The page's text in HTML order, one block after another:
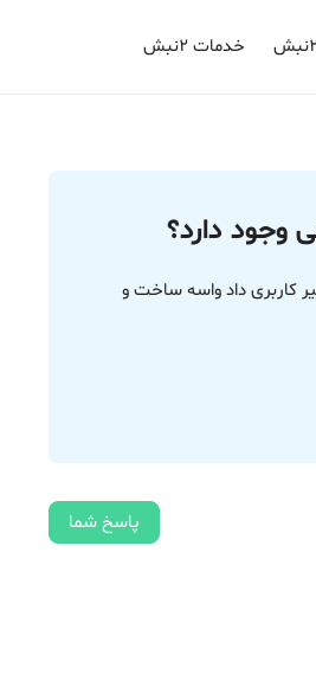
خدمات ۲نبش
وجود دارد؟
کاربری داد واسه ساخت و
پاسخ شما